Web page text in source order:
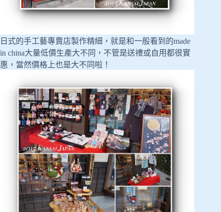
日式的手工藝專賣店製作精細，就是和一般看到的made
in china大量低價生產大不同，不管是送禮或自用都很實
惠，當然價格上也是大不同啦！